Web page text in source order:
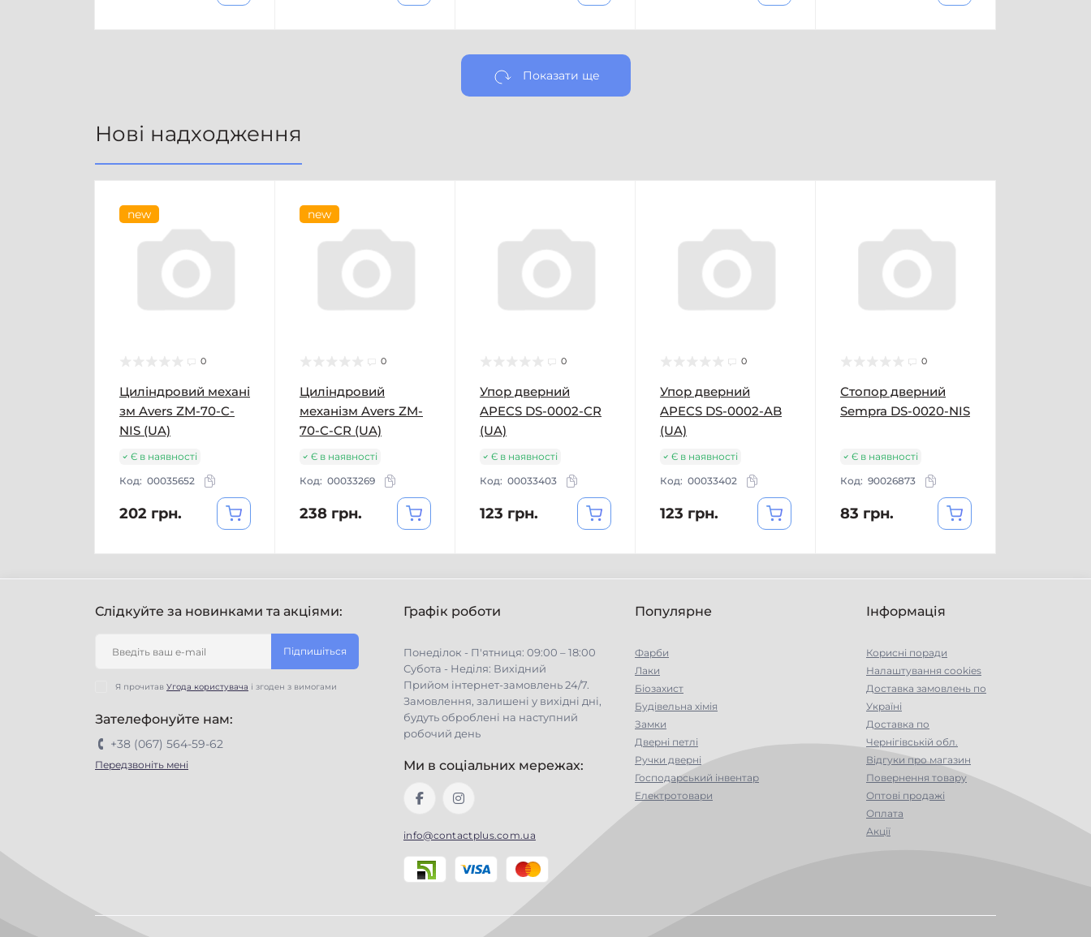
Показати ще
Нові надходження
new
0
Циліндровий механі
зм Avers ZM-70-C-
NIS (UA)
Є в наявності
Код: 00035652
202 грн.
new
0
Циліндровий
механізм Avers ZM-
70-C-CR (UA)
Є в наявності
Код: 00033269
238 грн.
0
Упор дверний
APECS DS-0002-CR
(UA)
Є в наявності
Код: 00033403
123 грн.
0
Упор дверний
APECS DS-0002-AB
(UA)
Є в наявності
Код: 00033402
123 грн.
0
Стопор дверний
Sempra DS-0020-NIS
Є в наявності
Код: 90026873
83 грн.
Слідкуйте за новинками та акціями:
Підпишіться
Я прочитав Угода користувача і згоден з вимогами
Зателефонуйте нам:
+38 (067) 564-59-62
Передзвоніть мені
Графік роботи
Понеділок - П'ятниця: 09:00 – 18:00
Субота - Неділя: Вихідний
Прийом інтернет-замовлень 24/7.
Замовлення, залишені у вихідні дні,
будуть оброблені на наступний
робочий день
Ми в соціальних мережах:
info@contactplus.com.ua
Популярне
Фарби
Лаки
Біозахист
Будівельна хімія
Замки
Дверні петлі
Ручки дверні
Господарський інвентар
Електротовари
Інформація
Корисні поради
Налаштування cookies
Доставка замовлень по
Україні
Доставка по
Чернігівській обл.
Відгуки про магазин
Повернення товару
Оптові продажі
Оплата
Акції